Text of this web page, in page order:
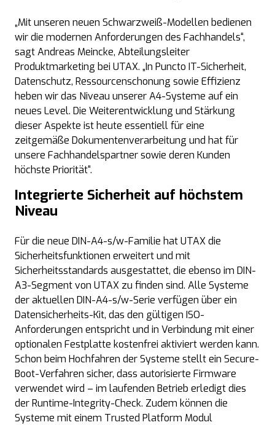
„Mit unseren neuen Schwarzweiß-Modellen bedienen
wir die modernen Anforderungen des Fachhandels“,
sagt Andreas Meincke, Abteilungsleiter
Produktmarketing bei UTAX. „In Puncto IT-Sicherheit,
Datenschutz, Ressourcenschonung sowie Effizienz
heben wir das Niveau unserer A4-Systeme auf ein
neues Level. Die Weiterentwicklung und Stärkung
dieser Aspekte ist heute essentiell für eine
zeitgemäße Dokumentenverarbeitung und hat für
unsere Fachhandelspartner sowie deren Kunden
höchste Priorität“.
Integrierte Sicherheit auf höchstem
Niveau
Für die neue DIN-A4-s/w-Familie hat UTAX die
Sicherheitsfunktionen erweitert und mit
Sicherheitsstandards ausgestattet, die ebenso im DIN-
A3-Segment von UTAX zu finden sind. Alle Systeme
der aktuellen DIN-A4-s/w-Serie verfügen über ein
Datensicherheits-Kit, das den gültigen ISO-
Anforderungen entspricht und in Verbindung mit einer
optionalen Festplatte kostenfrei aktiviert werden kann.
Schon beim Hochfahren der Systeme stellt ein Secure-
Boot-Verfahren sicher, dass autorisierte Firmware
verwendet wird – im laufenden Betrieb erledigt dies
der Runtime-Integrity-Check. Zudem können die
Systeme mit einem Trusted Platform Modul